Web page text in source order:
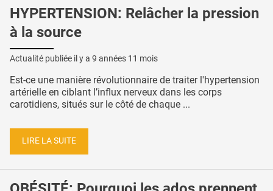
HYPERTENSION: Relâcher la pression
à la source
Actualité publiée il y a 9 années 11 mois
Est-ce une manière révolutionnaire de traiter l'hypertension
artérielle en ciblant l’influx nerveux dans les corps
carotidiens, situés sur le côté de chaque ...
LIRE LA SUITE